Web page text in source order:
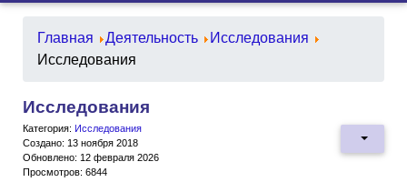
Главная Деятельность
Исследования
Исследования
Исследования
Категория: Исследования
Создано: 13 ноября 2018
Обновлено: 12 февраля 2026
Просмотров: 6844